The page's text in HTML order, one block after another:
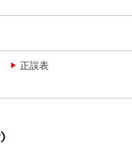
正誤表